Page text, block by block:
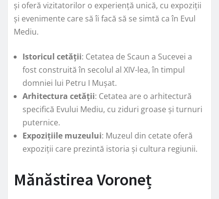
și oferă vizitatorilor o experiență unică, cu expoziții
și evenimente care să îi facă să se simtă ca în Evul
Mediu.
Istoricul cetății: Cetatea de Scaun a Sucevei a
fost construită în secolul al XIV-lea, în timpul
domniei lui Petru I Mușat.
Arhitectura cetății: Cetatea are o arhitectură
specifică Evului Mediu, cu ziduri groase și turnuri
puternice.
Expozițiile muzeului: Muzeul din cetate oferă
expoziții care prezintă istoria și cultura regiunii.
Mănăstirea Voroneț